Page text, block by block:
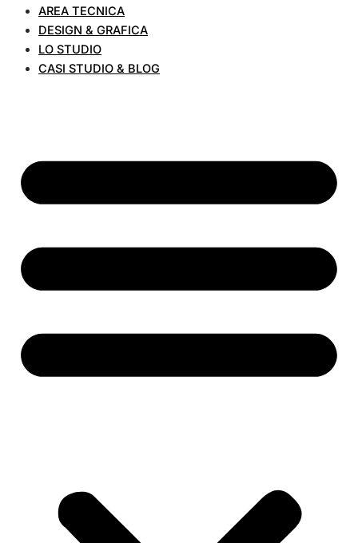
AREA TECNICA
DESIGN & GRAFICA
LO STUDIO
CASI STUDIO & BLOG